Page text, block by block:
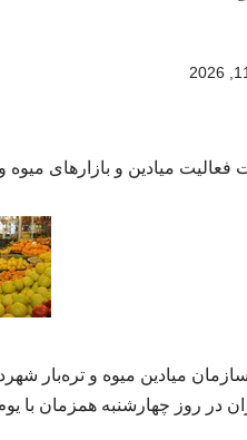
میادین و بازارهای میوه و تره بار
میادین میوه و تره‌بار
چهارشنبه همزمان با یوم الله ۲۲ بهمن ماه